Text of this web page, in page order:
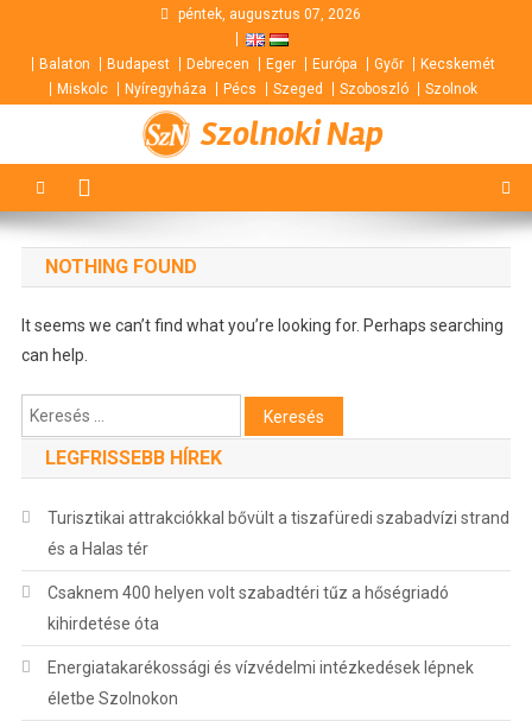
content
péntek, augusztus 07, 2026
Balaton Budapest Debrecen Eger Európa Győr
Kecskemét
Miskolc
Nyíregyháza Pécs Szeged Szoboszló Szolnok
Szolnoki Nap
NOTHING FOUND
It seems we can’t find what you’re looking for. Perhaps searching
can help.
Keresés:
LEGFRISSEBB HÍREK
Turisztikai attrakciókkal bővült a tiszafüredi szabadvízi strand
és a Halas tér
Csaknem 400 helyen volt szabadtéri tűz a hőségriadó
kihirdetése óta
Energiatakarékossági és vízvédelmi intézkedések lépnek
életbe Szolnokon